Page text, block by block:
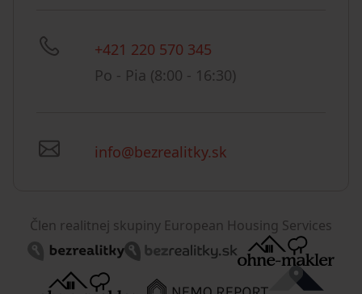
+421 220 570 345
Po - Pia (8:00 - 16:30)
info@bezrealitky.sk
Člen realitnej skupiny European Housing Services